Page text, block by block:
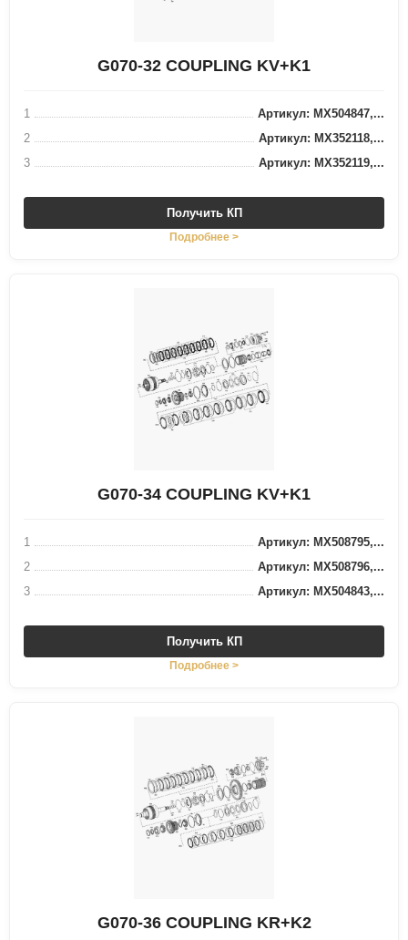
G070-32 COUPLING KV+K1
1
Артикул: MX504847,...
2
Артикул: MX352118,...
3
Артикул: MX352119,...
Получить КП
Подробнее >
G070-34 COUPLING KV+K1
1
Артикул: MX508795,...
2
Артикул: MX508796,...
3
Артикул: MX504843,...
Получить КП
Подробнее >
G070-36 COUPLING KR+K2